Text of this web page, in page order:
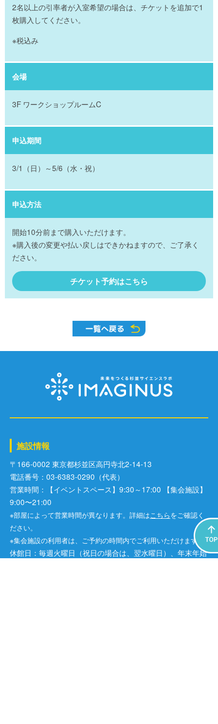
2名以上の引率者が入室希望の場合は、チケットを追加で1
枚購入してください。
※税込み
会場
3F ワークショップルームC
申込期間
3/1（日）～5/6（水・祝）
申込方法
開始10分前まで購入いただけます。
※購入後の変更や払い戻しはできかねますので、ご了承く
ださい。
チケット予約はこちら
施設情報
〒166-0002 東京都杉並区⾼円寺北2-14-13
電話番号：03-6383-0290（代表）
営業時間：【イベントスペース】9:30～17:00 【集会施設】
9:00〜21:00
※部屋によって営業時間が異なります。詳細はこちらをご確認く
ださい。
※集会施設の利用者は、ご予約の時間内でご利用いただけます。
休館日：毎週火曜日（祝日の場合は、翌水曜日）、年末年始